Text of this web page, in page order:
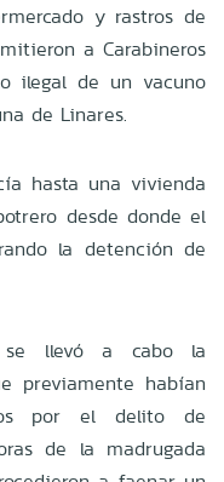
y rastros de
a Carabineros
ilegal de un vacuno
de Linares.
hasta una vivienda
desde donde el
la detención de
se llevó a cabo la
previamente habían
por el delito de
de la madrugada